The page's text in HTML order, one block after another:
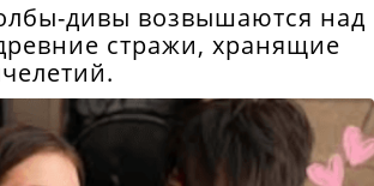
дивы возвышаются над
стражи, хранящие